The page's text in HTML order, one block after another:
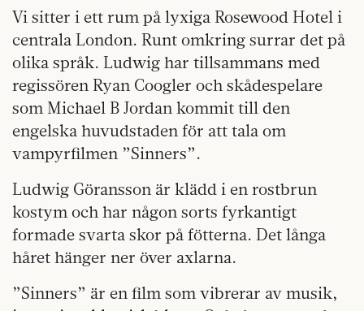
Vi sitter i ett rum på lyxiga Rosewood Hotel i
centrala London. Runt omkring surrar det på
olika språk. Ludwig har tillsammans med
regissören Ryan Coogler och skådespelare
som Michael B Jordan kommit till den
engelska huvudstaden för att tala om
vampyrfilmen ”Sinners”.
Ludwig Göransson är klädd i en rostbrun
kostym och har någon sorts fyrkantigt
formade svarta skor på fötterna. Det långa
håret hänger ner över axlarna.
”Sinners” är en film som vibrerar av musik,